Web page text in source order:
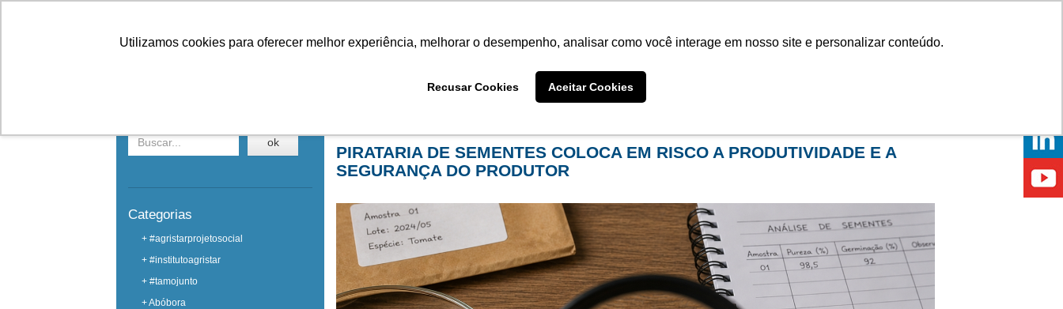
Utilizamos cookies para oferecer melhor experiência, melhorar o desempenho, analisar como você interage em nosso site e personalizar conteúdo.
Recusar Cookies Aceitar Cookies
ok
Categorias
+ #agristarprojetosocial
+ #institutoagristar
+ #tamojunto
+ Abóbora
PIRATARIA DE SEMENTES COLOCA EM RISCO A PRODUTIVIDADE E A
SEGURANÇA DO PRODUTOR